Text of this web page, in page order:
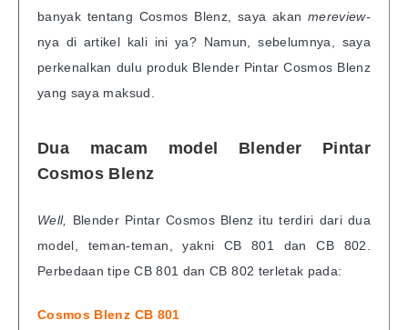
banyak tentang Cosmos Blenz, saya akan mereview-
nya di artikel kali ini ya? Namun, sebelumnya, saya
perkenalkan dulu produk Blender Pintar Cosmos Blenz
yang saya maksud.
Dua macam model Blender Pintar
Cosmos Blenz
Well,
Blender Pintar Cosmos Blenz itu terdiri dari dua
model, teman-teman, yakni CB 801 dan CB 802.
Perbedaan tipe CB 801 dan CB 802 terletak pada:
Cosmos Blenz CB 801